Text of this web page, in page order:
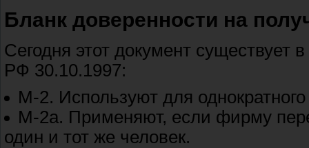
Бланк доверенности на
Сегодня этот документ
РФ 30.10.1997:
М-2. Используют для
М-2а. Применяют, если фирму
один и тот же человек.